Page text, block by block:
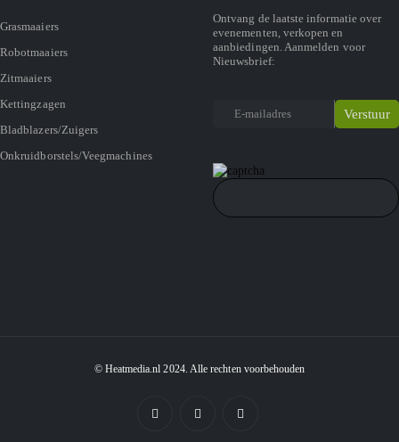
Grasmaaiers
Robotmaaiers
Zitmaaiers
Kettingzagen
Bladblazers/Zuigers
Onkruidborstels/Veegmachines
Ontvang de laatste informatie over
evenementen, verkopen en
aanbiedingen. Aanmelden voor
Nieuwsbrief:
© Heatmedia.nl 2024. Alle rechten voorbehouden